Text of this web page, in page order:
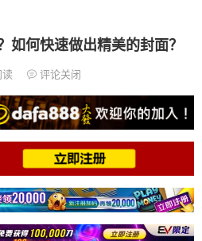
如何快速做出精美的封面？
读 评论关闭